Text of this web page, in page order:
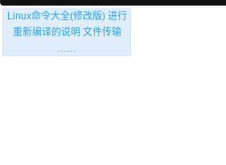
Linux命令大全(修改版) 进行
重新编译的说明 文件传输
……